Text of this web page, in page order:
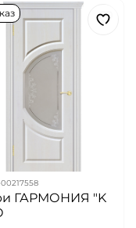
ГАРМОНИЯ "K